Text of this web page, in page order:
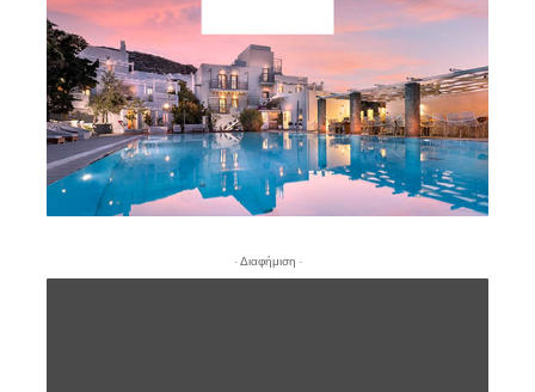
- Διαφήμιση -